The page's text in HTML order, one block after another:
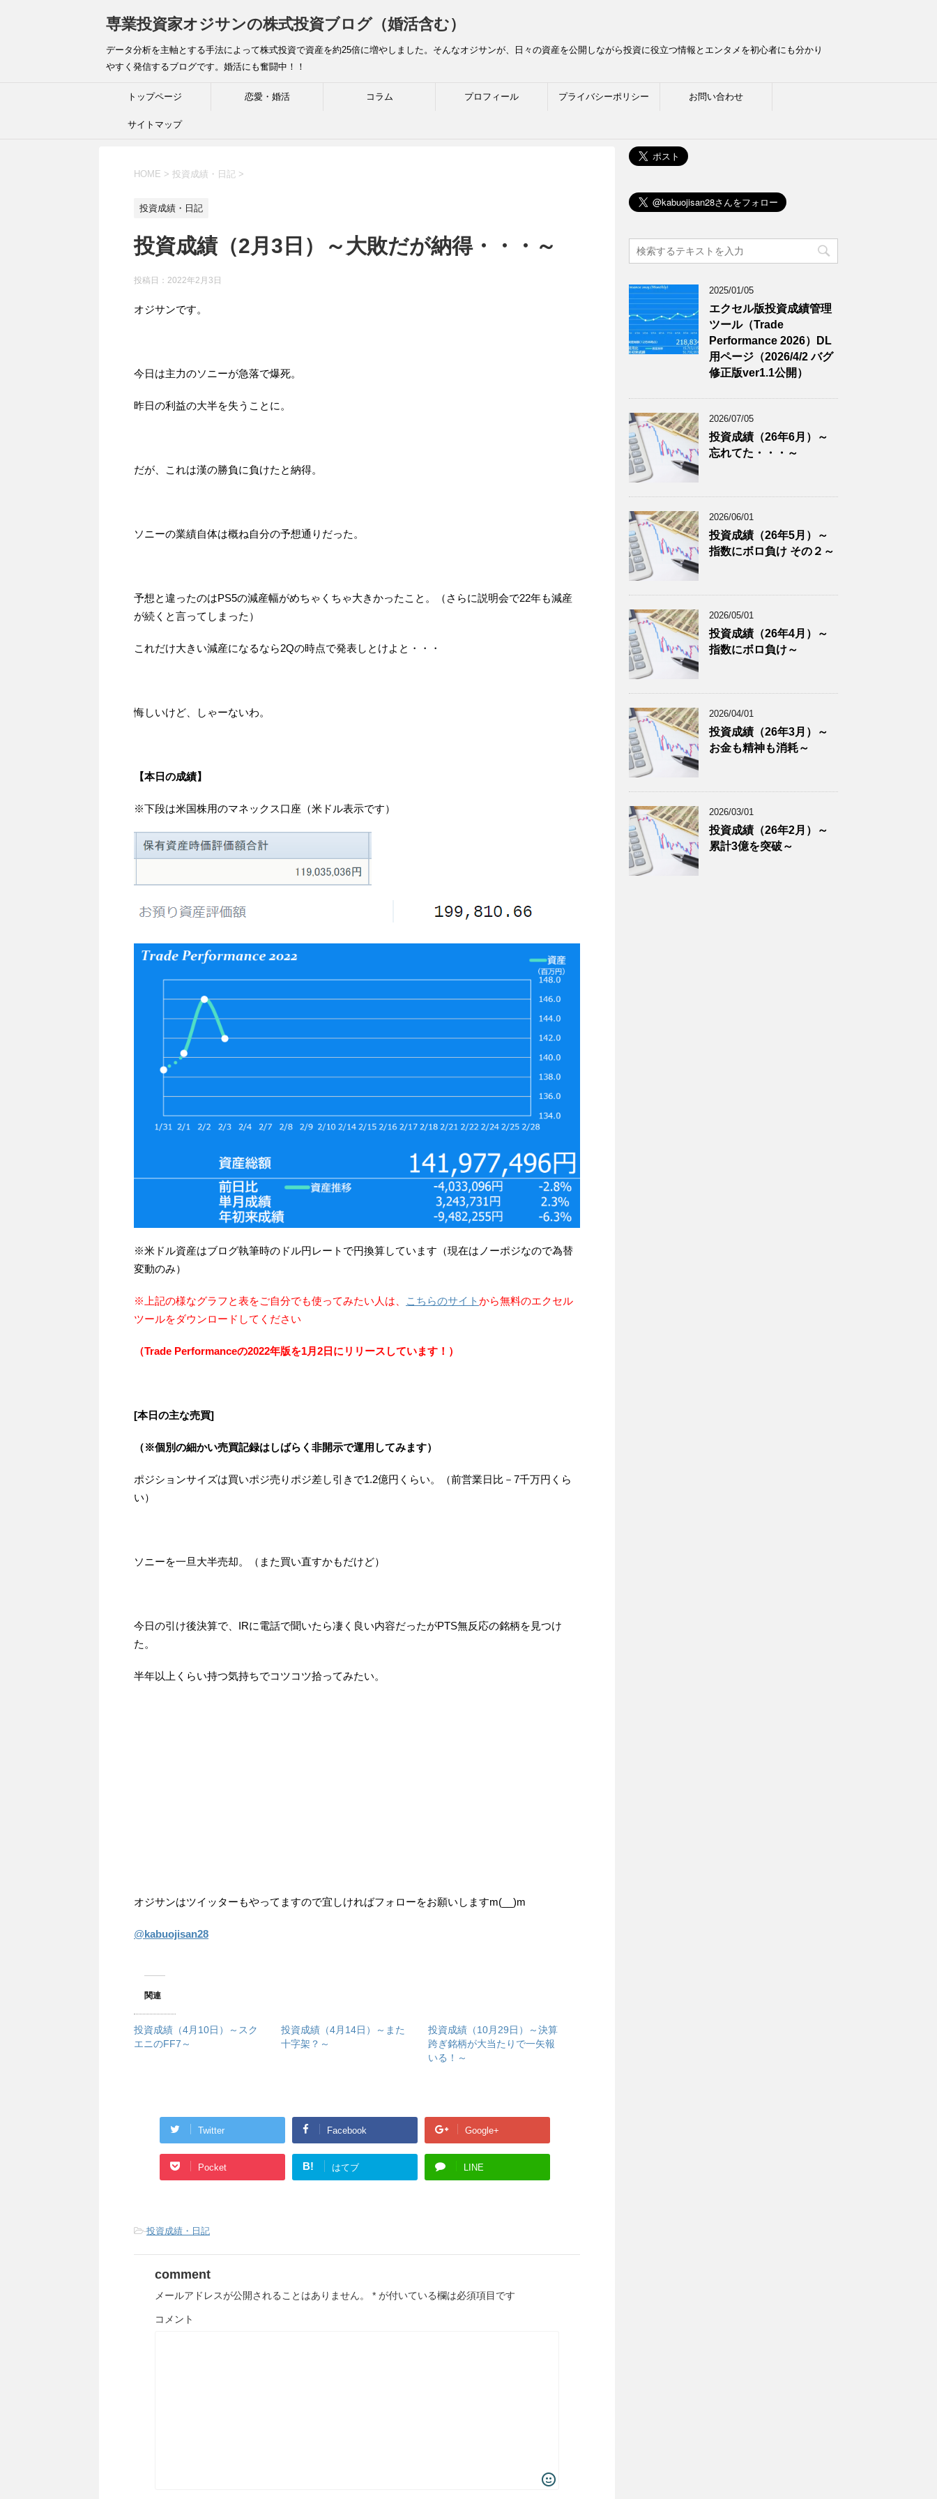
専業投資家オジサンの株式投資ブログ（婚活含む）
データ分析を主軸とする手法によって株式投資で資産を約25倍に増やしました。そんなオジサンが、日々の資産を公開しながら投資に役立つ情報とエンタメを初心者にも分かり
やすく発信するブログです。婚活にも奮闘中！！
トップページ 恋愛・婚活 コラム プロフィール プライバシーポリシー お問い合わせ
サイトマップ
HOME > 投資成績・日記 >
投資成績・日記
投資成績（2月3日）～大敗だが納得・・・～
投稿日： 2022年2月3日
オジサンです。
今日は主力のソニーが急落で爆死。
昨日の利益の大半を失うことに。
だが、これは漢の勝負に負けたと納得。
ソニーの業績自体は概ね自分の予想通りだった。
予想と違ったのはPS5の減産幅がめちゃくちゃ大きかったこと。（さらに説明会で22年も減産
が続くと言ってしまった）
これだけ大きい減産になるなら2Qの時点で発表しとけよと・・・
悔しいけど、しゃーないわ。
【本日の成績】
※下段は米国株用のマネックス口座（米ドル表示です）
※米ドル資産はブログ執筆時のドル円レートで円換算しています（現在はノーポジなので為替
変動のみ）
※上記の様なグラフと表をご自分でも使ってみたい人は、 こちらのサイトから無料のエクセル
ツールをダウンロードしてください
（Trade Performanceの2022年版を1月2日にリリースしています！）
[本日の主な売買]
（※個別の細かい売買記録はしばらく非開示で運用してみます）
ポジションサイズは買いポジ売りポジ差し引きで1.2億円くらい。（前営業日比－7千万円くら
い）
ソニーを一旦大半売却。（また買い直すかもだけど）
今日の引け後決算で、IRに電話で聞いたら凄く良い内容だったがPTS無反応の銘柄を見つけ
た。
半年以上くらい持つ気持ちでコツコツ拾ってみたい。
オジサンはツイッターもやってますので宜しければフォローをお願いしますm(__)m
@kabuojisan28
関連
投資成績（4月10日）～スク
エニのFF7～
投資成績（4月14日）～また
十字架？～
投資成績（10月29日）～決算
跨ぎ銘柄が大当たりで一矢報
いる！～
Twitter Facebook Google+
Pocket B! はてブ LINE
-投資成績・日記
comment
メールアドレスが公開されることはありません。 * が付いている欄は必須項目です
コメント
2025/01/05
エクセル版投資成績管理
ツール（Trade
Performance 2026）DL
用ページ（2026/4/2 バグ
修正版ver1.1公開）
2026/07/05
投資成績（26年6月）～
忘れてた・・・～
2026/06/01
投資成績（26年5月）～
指数にボロ負け その２～
2026/05/01
投資成績（26年4月）～
指数にボロ負け～
2026/04/01
投資成績（26年3月）～
お金も精神も消耗～
2026/03/01
投資成績（26年2月）～
累計3億を突破～